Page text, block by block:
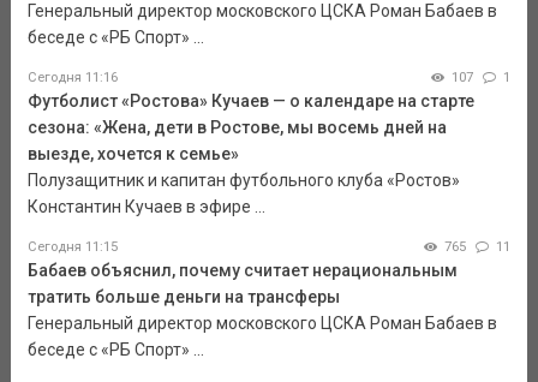
Генеральный директор московского ЦСКА Роман Бабаев в
беседе с «РБ Спорт» ...
Сегодня 11:16 107 1
Футболист «Ростова» Кучаев — о календаре на старте
сезона: «Жена, дети в Ростове, мы восемь дней на
выезде, хочется к семье»
Полузащитник и капитан футбольного клуба «Ростов»
Константин Кучаев в эфире ...
Сегодня 11:15 765 11
Бабаев объяснил, почему считает нерациональным
тратить больше деньги на трансферы
Генеральный директор московского ЦСКА Роман Бабаев в
беседе с «РБ Спорт» ...